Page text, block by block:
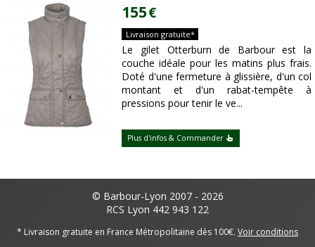
155€
Livraison gratuite*
Le gilet Otterburn de Barbour est la
couche idéale pour les matins plus frais.
Doté d'une fermeture à glissière, d'un col
montant et d'un rabat-tempête à
pressions pour tenir le ve...
Plus d'infos & Commander
© Barbour-Lyon 2007 - 2026
RCS Lyon 442 943 122
* Livraison gratuite en France Métropolitaine dès 100€. Voir conditions